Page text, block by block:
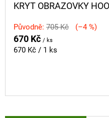
KRYT OBRAZOVKY
Původně: 705 Kč (–4 %)
670 Kč / ks
Měrná
670 Kč / 1 ks